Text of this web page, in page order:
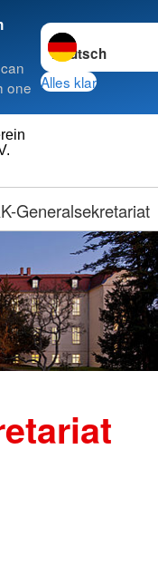
one
Sprache
Alles klar
Generalsekretariat